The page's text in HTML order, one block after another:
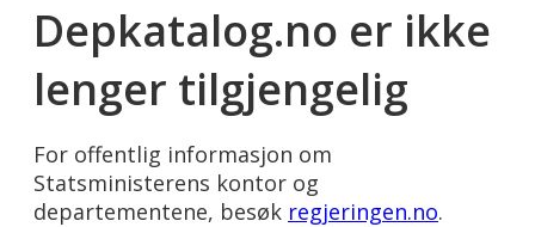
Depkatalog.no er ikke
lenger tilgjengelig
For offentlig informasjon om
Statsministerens kontor og
departementene, besøk regjeringen.no.